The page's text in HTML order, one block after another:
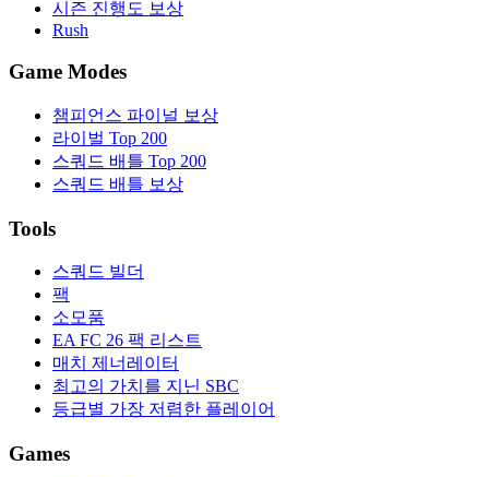
시즌 진행도 보상
Rush
Game Modes
챔피언스 파이널 보상
라이벌 Top 200
스쿼드 배틀 Top 200
스쿼드 배틀 보상
Tools
스쿼드 빌더
팩
소모품
EA FC 26 팩 리스트
매치 제너레이터
최고의 가치를 지닌 SBC
등급별 가장 저렴한 플레이어
Games